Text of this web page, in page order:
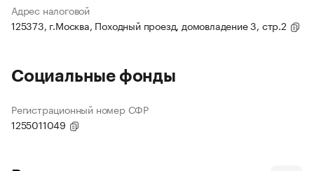
Адрес налоговой
125373, г.Москва, Походный проезд, домовладение 3, стр.2
Социальные фонды
Регистрационный номер СФР
1255011049